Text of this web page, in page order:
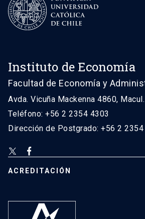
Instituto de Economía
Facultad de Economía y
Avda. Vicuña Mackenna 4860,
Teléfono: +56 2 2354 4303
Dirección de Postgrado: +56 2 2354
ACREDITACIÓN